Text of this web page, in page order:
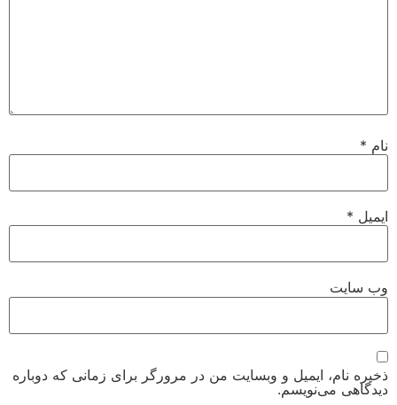
نام*
ایمیل*
وب‌ سایت
ذخیره نام، ایمیل و وبسایت من در مرورگر برای زمانی که دوباره
دیدگاهی می‌نویسم.